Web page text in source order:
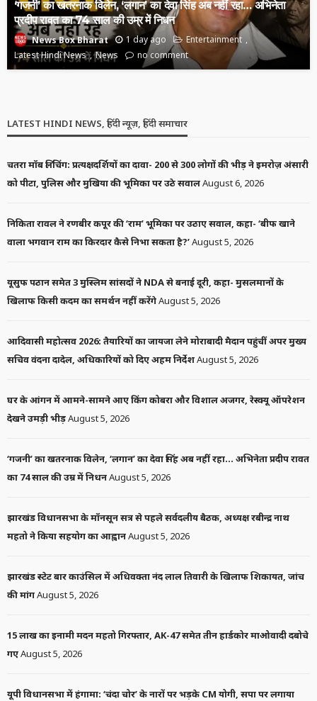
‘गजनी’ का खतरनाक विलेन, ‘लगान’ का देवा सिंह अब नहीं रहा… अभिनेता
प्रदीप रावत का 74 साल की उम्र में निधन
News Box Bharat 1 day ago
Entertainment
Latest Hindi News
News no comment
LATEST HINDI NEWS, हिंदी न्यूज़, हिंदी समाचार
चतरा मॉब लिंचिंग: प्रत्यक्षदर्शियों का दावा- 200 से 300 लोगों की भीड़ ने इमरोज़ अंसारी
को पीटा, पुलिस और मुखिया की भूमिका पर उठे सवालAugust 6, 2026
निकिता रावल ने रणबीर कपूर की ‘राम’ भूमिका पर उठाए सवाल, कहा- ‘बीफ खाने
वाला भगवान राम का किरदार कैसे निभा सकता है?’August 5, 2026
यूसुफ पठान समेत 3 मुस्लिम सांसदों ने NDA से बनाई दूरी, कहा- मुसलमानों के
खिलाफ किसी कदम का समर्थन नहीं करेंगेAugust 5, 2026
आदिवासी महोत्सव 2026: तैयारियों का जायजा लेने मोराबादी मैदान पहुंचीं अपर मुख्य
सचिव वंदना दादेल, अधिकारियों को दिए अहम निर्देशAugust 5, 2026
घर के आंगन में आमने-सामने आए किंग कोबरा और विशाल अजगर, रेस्क्यू ऑपरेशन
देखने उमड़ी भीड़August 5, 2026
‘गजनी’ का खतरनाक विलेन, ‘लगान’ का देवा सिंह अब नहीं रहा… अभिनेता प्रदीप रावत
का 74 साल की उम्र में निधनAugust 5, 2026
झारखंड विधानसभा के मॉनसून सत्र से पहले सर्वदलीय बैठक, अध्यक्ष रबीन्द्र नाथ
महतो ने किया सहयोग का आह्वानAugust 5, 2026
झारखंड स्टेट बार काउंसिल में अधिवक्ता नंद लाल तिवारी के खिलाफ शिकायत, जांच
की मांगAugust 5, 2026
15 लाख का इनामी मदन महतो गिरफ्तार, AK-47 समेत तीन हार्डकोर माओवादी दबोचे
गएAugust 5, 2026
यूपी विधानसभा में हंगामा: ‘चंदा चोर’ के नारों पर भड़के CM योगी, सपा पर लगाया